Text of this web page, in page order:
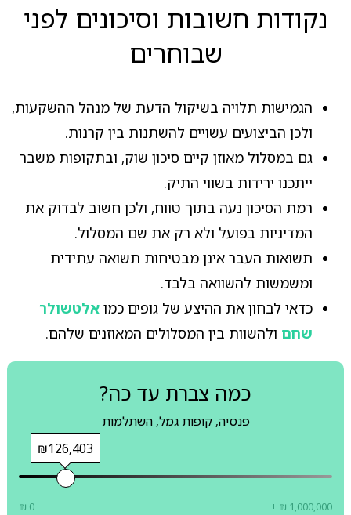
נקודות חשובות וסיכונים לפני
שבוחרים
הגמישות תלויה בשיקול הדעת של מנהל ההשקעות,
ולכן הביצועים עשויים להשתנות בין קרנות.
גם במסלול מאוזן קיים סיכון שוק, ובתקופות משבר
ייתכנו ירידות בשווי התיק.
רמת הסיכון נעה בתוך טווח, ולכן חשוב לבדוק את
המדיניות בפועל ולא רק את שם המסלול.
תשואות העבר אינן מבטיחות תשואה עתידית
ומשמשות להשוואה בלבד.
כדאי לבחון את ההיצע של גופים כמו אלטשולר
שחם ולהשוות בין המסלולים המאוזנים שלהם.
כמה צברת עד כה?
פנסיה, קופות גמל, השתלמות
₪126,403
₪ 0 + ₪ 1,000,000